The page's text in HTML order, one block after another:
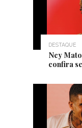
DESTAQUE
Ney
confira